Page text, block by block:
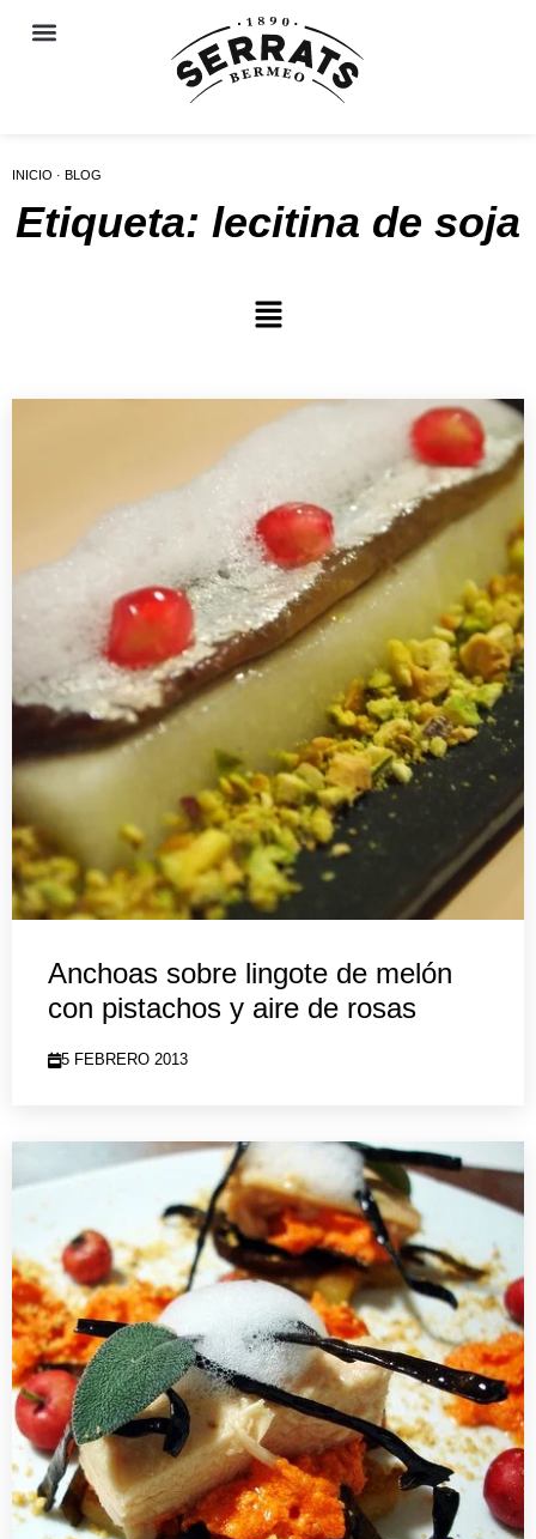
INICIO · BLOG
Etiqueta: lecitina de soja
Anchoas sobre lingote de melón
con pistachos y aire de rosas
5 FEBRERO 2013